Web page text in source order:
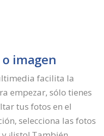
imagen
facilita la
empezar, sólo tienes
tus fotos en el
selecciona las fotos